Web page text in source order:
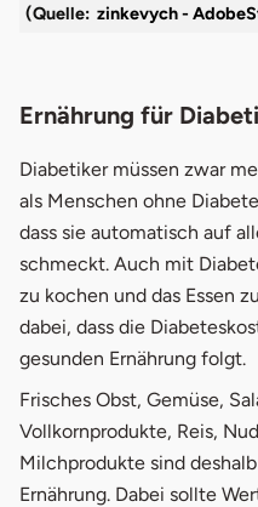
(Quelle: zinkevych -
Ernährung für
Diabetiker müssen zwar
als Menschen ohne
dass sie automatisch auf
schmeckt. Auch mit
zu kochen und das Essen
dabei, dass die
gesunden Ernährung folgt.
Frisches Obst, Gemüse,
Vollkornprodukte, Reis,
Milchprodukte sind
Ernährung. Dabei sollte